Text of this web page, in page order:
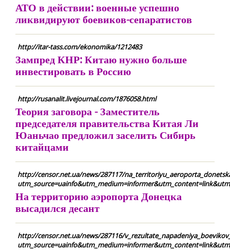
АТО в действии: военные успешно
ликвидируют боевиков-сепаратистов
http://itar-tass.com/ekonomika/1212483
Зампред КНР: Китаю нужно больше
инвестировать в Россию
http://rusanalit.livejournal.com/1876058.html
Теория заговора - Заместитель
председателя правительства Китая Ли
Юаньчао предложил заселить Сибирь
китайцами
http://censor.net.ua/news/287117/
На территорию аэропорта Донецка
высадился десант
http://censor.net.ua/news/287116/